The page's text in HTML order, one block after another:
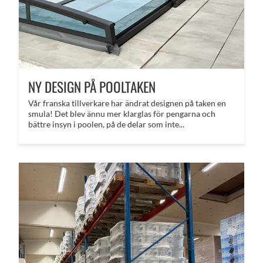
NY DESIGN PÅ POOLTAKEN
Vår franska tillverkare har ändrat designen på taken en
smula! Det blev ännu mer klarglas för pengarna och
bättre insyn i poolen, på de delar som inte...